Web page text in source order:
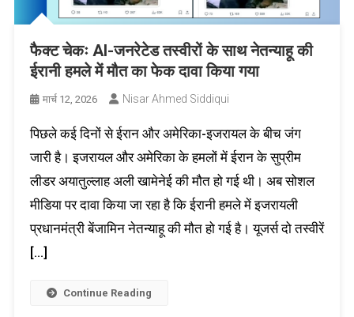
फैक्ट चेकः AI-जनरेटेड तस्वीरों के साथ नेतन्याहू की
ईरानी हमले में मौत का फेक दावा किया गया
मार्च 12, 2026 Nisar Ahmed Siddiqui
पिछले कई दिनों से ईरान और अमेरिका-इजरायल के बीच जंग
जारी है। इजरायल और अमेरिका के हमलों में ईरान के सुप्रीम
लीडर अयातुल्लाह अली खामेनेई की मौत हो गई थी। अब सोशल
मीडिया पर दावा किया जा रहा है कि ईरानी हमले में इजरायली
प्रधानमंत्री बेंजामिन नेतन्याहू की मौत हो गई है। यूजर्स दो तस्वीरें
[…]
Continue Reading